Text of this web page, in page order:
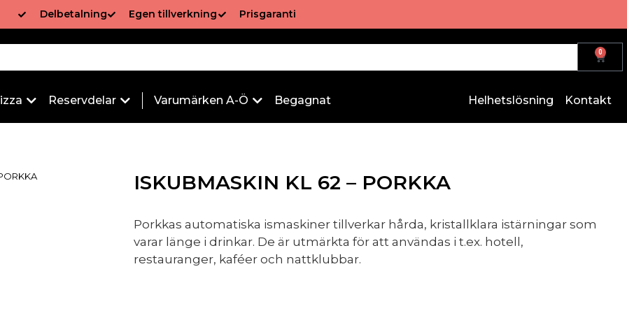
Delbetalning Egen tillverkning Prisgaranti
0
Reservdelar Varumärken A-Ö Begagnat Helhetslösning Kontakt
ISKUBMASKIN KL 62 – PORKKA
Porkkas automatiska ismaskiner tillverkar hårda, kristallklara istärningar som
varar länge i drinkar. De är utmärkta för att användas i t.ex. hotell,
restauranger, kaféer och nattklubbar.